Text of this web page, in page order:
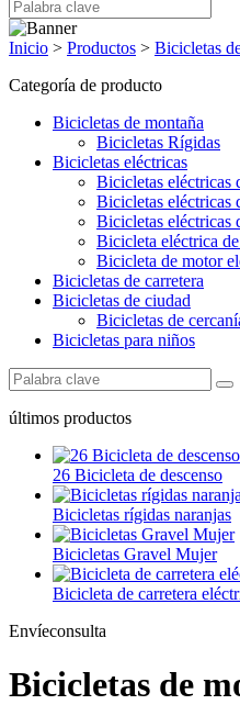
Inicio > Productos > Bicicletas
Categoría de producto
Bicicletas de montaña
Bicicletas Rígidas
Bicicletas eléctricas
Bicicletas eléctricas
Bicicletas eléctricas
Bicicletas eléctricas
Bicicleta eléctrica
Bicicleta de motor
Bicicletas de carretera
Bicicletas de ciudad
Bicicletas de
Bicicletas para niños
últimos productos
26 Bicicleta de descenso
Bicicletas rígidas naranjas
Bicicletas Gravel Mujer
Bicicleta de carretera
Envíeconsulta
Bicicletas de